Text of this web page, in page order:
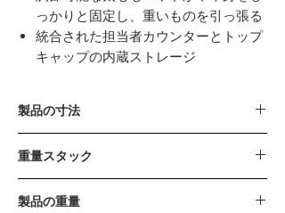
っかりと固定し、重いものを引っ張る
統合された担当者カウンターとトップ
キャップの内蔵ストレージ
製品の寸法
重量スタック
x 8個）
製品の重量